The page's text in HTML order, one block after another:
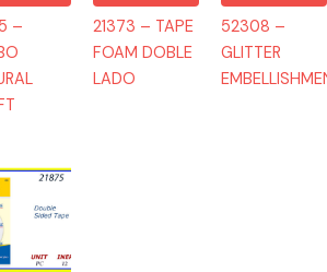
–
21373 – TAPE
FOAM DOBLE
LADO
52308 –
GLITTER